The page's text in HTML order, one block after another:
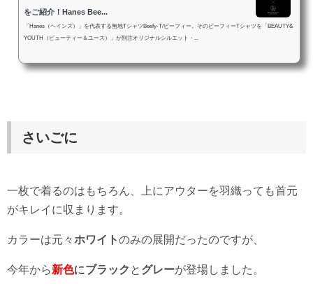
をご紹介！Hanes Bee...
「Hanes（ヘインズ）」を代表する無地TシャツBeefy-T/ビーフィー。そのビーフィーTシャツを「BEAUTY&
YOUTH（ビューティー＆ユース）」が別注オリジナルシルエット・...
さいごに
一枚で着るのはもちろん、上にアウターを羽織っても首元
がキレイに収まります。
カラーは元々ホワイトのみの展開だったのですが、
今年から新色にブラック と グレーが登場しました。